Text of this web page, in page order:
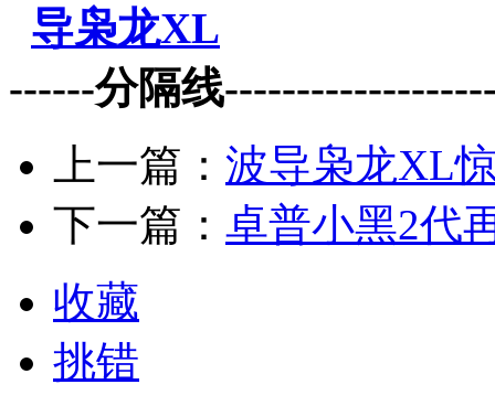
导枭龙XL
------分隔线
上一篇： 波导枭龙XL
下一篇： 卓普小黑2代
收藏
挑错